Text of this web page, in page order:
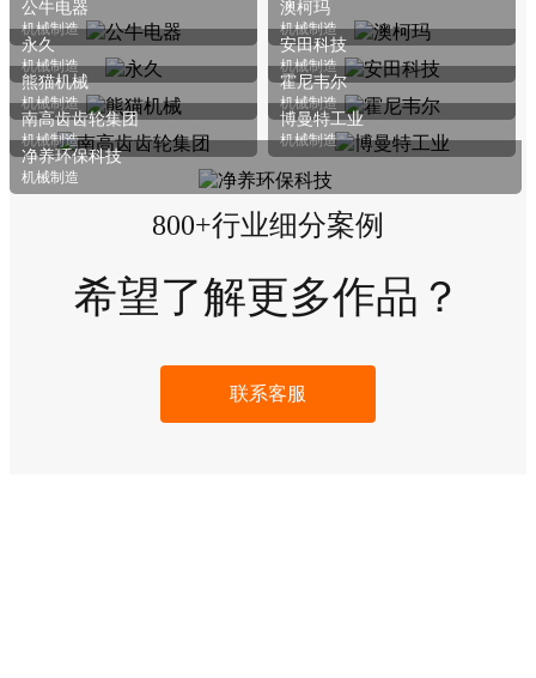
包装产品 商业服务 办公用品 家居日化 文化旅游 母婴用品
培训教育 IT互联网 食品制造 纺织服装 果蔬生鲜 进出口
公牛电器
机械制造
澳柯玛
机械制造
永久
机械制造
安田科技
机械制造
熊猫机械
机械制造
霍尼韦尔
机械制造
南高齿齿轮集团
机械制造
博曼特工业
机械制造
净养环保科技
机械制造
800+行业细分案例
希望了解更多作品？
联系客服